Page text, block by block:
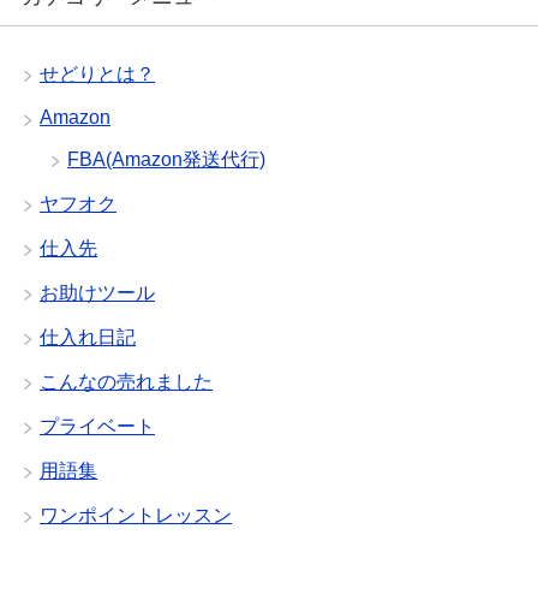
せどりとは？
Amazon
FBA(Amazon発送代行)
ヤフオク
仕入先
お助けツール
仕入れ日記
こんなの売れました
プライベート
用語集
ワンポイントレッスン